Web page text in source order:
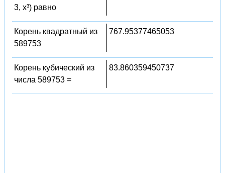
3, x³) равно
Корень квадратный из
589753
767.95377465053
Корень кубический из
числа 589753 =
83.860359450737